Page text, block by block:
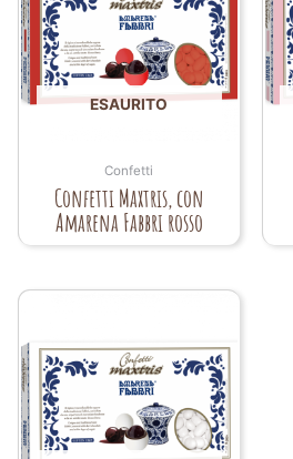
ESAURITO
Confetti
Confetti Maxtris, con
Amarena Fabbri rosso